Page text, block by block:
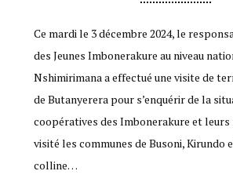
Ce mardi le 3 décembre 2024, le
des Jeunes Imbonerakure au niveau
Nshimirimana a effectué une visite de
de Butanyerera pour s’enquérir de la
coopératives des Imbonerakure et
visité les communes de Busoni, Kirundo
colline…